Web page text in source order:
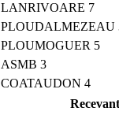
LANRIVOARE 7
PLOUDALMEZEAU
PLOUMOGUER 5
ASMB 3
COATAUDON 4
Recevant